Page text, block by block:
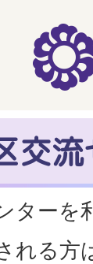
交
ターを
れる方